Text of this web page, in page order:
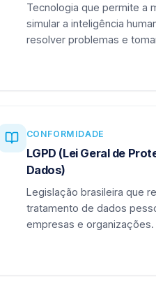
Tecnologia que permite a
simular a inteligência
resolver problemas e
CONFORMIDADE
LGPD (Lei Geral de
Dados)
Legislação brasileira que
tratamento de dados
empresas e organizações.